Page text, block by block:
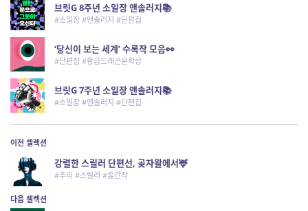
브릿G 8주년 소일장 앤솔러지📚
#소일장 #앤솔러지 #단편집
‘당신이 보는 세계’ 수록작 모음👀
#단편집 #황금드래곤문학상
브릿G 7주년 소일장 앤솔러지📚
#소일장 #앤솔러지 #단편집
이전 셀렉션
강렬한 스릴러 단편선, 곶자왈에서🦌
#추리 #스릴러 #출간작
다음 셀렉션